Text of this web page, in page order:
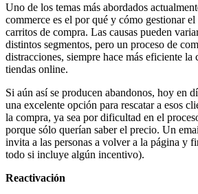
Uno de los temas más abordados
commerce es el por qué y cómo gestionar
carritos de compra. Las causas pueden
distintos segmentos, pero un proceso de
distracciones, siempre hace más eficiente la
tiendas online.
Si aún así se producen abandonos, hoy en
una excelente opción para rescatar a esos
la compra, ya sea por dificultad en el
porque sólo querían saber el precio. Un
invita a las personas a volver a la página y
todo si incluye algún incentivo).
Reactivación